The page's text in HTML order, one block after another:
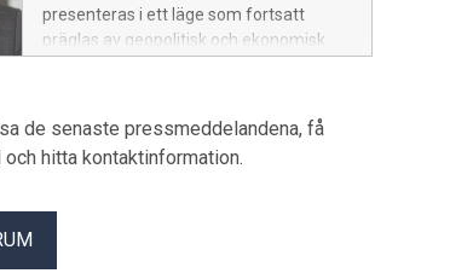
presenteras i ett läge som fortsatt
präglas av geopolitisk och ekonomisk
utrymmet för nya satsningar begränsat.
Men akuta utmaningar på
arbetsmarknaden, inte minst den höga
behöver prioriteras.
de senaste pressmeddelandena, få
hitta kontaktinformation.